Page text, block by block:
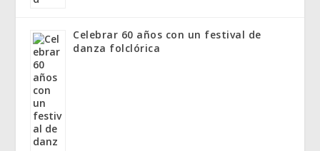
Celebrar 60 años con un festival de
danza folclórica